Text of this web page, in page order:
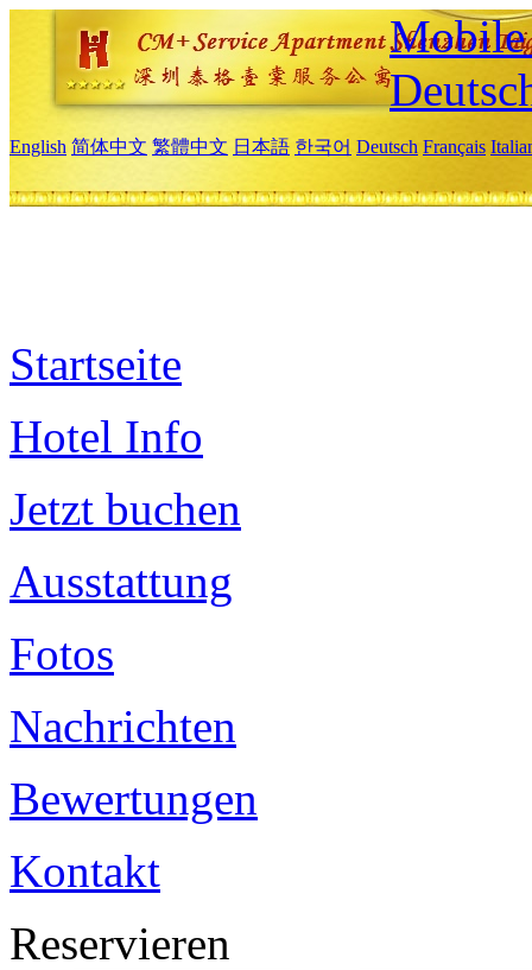
Mobile
English 简体中文 繁體中文 日本語 한국어 Deutsch Français
Startseite
Hotel Info
Jetzt buchen
Ausstattung
Fotos
Nachrichten
Bewertungen
Kontakt
Reservieren